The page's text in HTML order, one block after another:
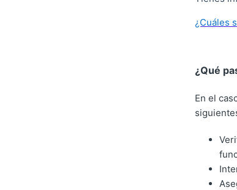
¿Cuáles
¿Qué
En el